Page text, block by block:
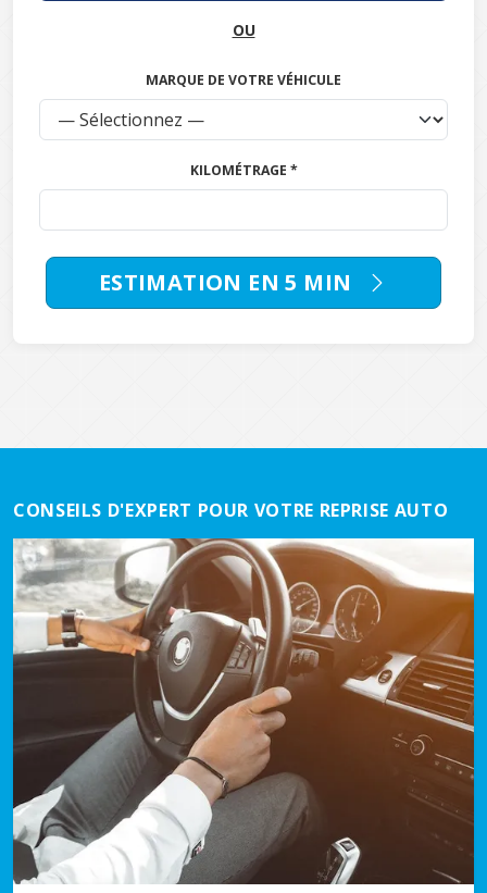
OU
MARQUE DE VOTRE VÉHICULE
KILOMÉTRAGE *
ESTIMATION EN 5 MIN
CONSEILS D'EXPERT POUR VOTRE REPRISE AUTO